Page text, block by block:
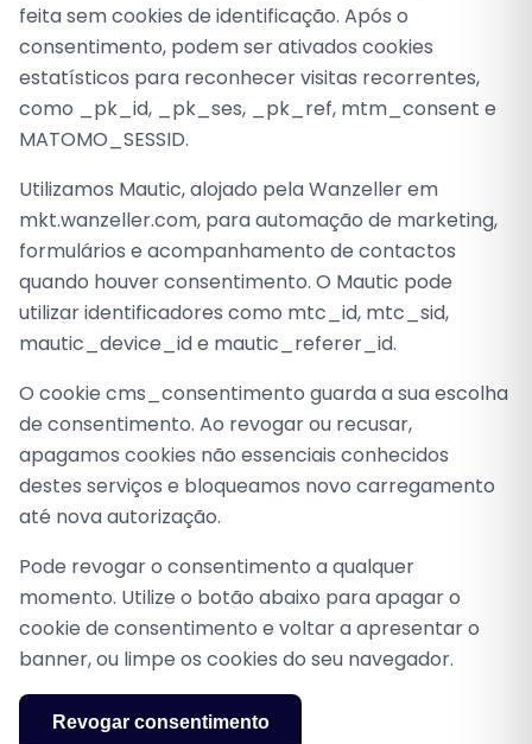
feita sem cookies de identificação. Após o
consentimento, podem ser ativados cookies
estatísticos para reconhecer visitas recorrentes,
como _pk_id, _pk_ses, _pk_ref, mtm_consent e
MATOMO_SESSID.
Utilizamos Mautic, alojado pela Wanzeller em
mkt.wanzeller.com, para automação de marketing,
formulários e acompanhamento de contactos
quando houver consentimento. O Mautic pode
utilizar identificadores como mtc_id, mtc_sid,
mautic_device_id e mautic_referer_id.
O cookie cms_consentimento guarda a sua escolha
de consentimento. Ao revogar ou recusar,
apagamos cookies não essenciais conhecidos
destes serviços e bloqueamos novo carregamento
até nova autorização.
Pode revogar o consentimento a qualquer
momento. Utilize o botão abaixo para apagar o
cookie de consentimento e voltar a apresentar o
banner, ou limpe os cookies do seu navegador.
Revogar consentimento